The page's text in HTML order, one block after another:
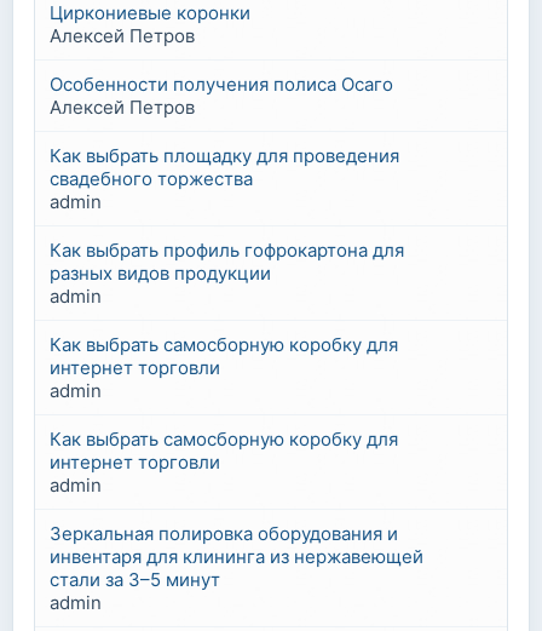
Циркониевые коронки
Алексей Петров
Особенности получения полиса Осаго
Алексей Петров
Как выбрать площадку для проведения
свадебного торжества
admin
Как выбрать профиль гофрокартона для
разных видов продукции
admin
Как выбрать самосборную коробку для
интернет торговли
admin
Как выбрать самосборную коробку для
интернет торговли
admin
Зеркальная полировка оборудования и
инвентаря для клининга из нержавеющей
стали за 3–5 минут
admin